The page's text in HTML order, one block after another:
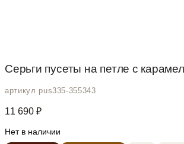
Серьги пусеты на петле с
артикул pus335-355343
11 690 ₽
Нет в наличии